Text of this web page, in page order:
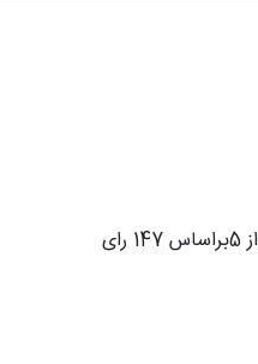
از5براساس147 رای